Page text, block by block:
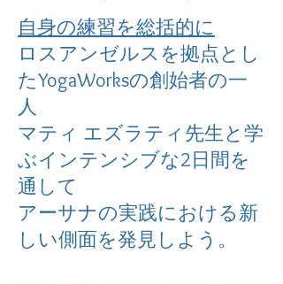
自身の練習を総括的に
ロスアンゼルスを拠点とし
たYogaWorksの創始者の一
人
マティ エズラティ先生と学
ぶインテンシブな2日間を
通して
アーサナの実践における新
しい側面を発見しよう。